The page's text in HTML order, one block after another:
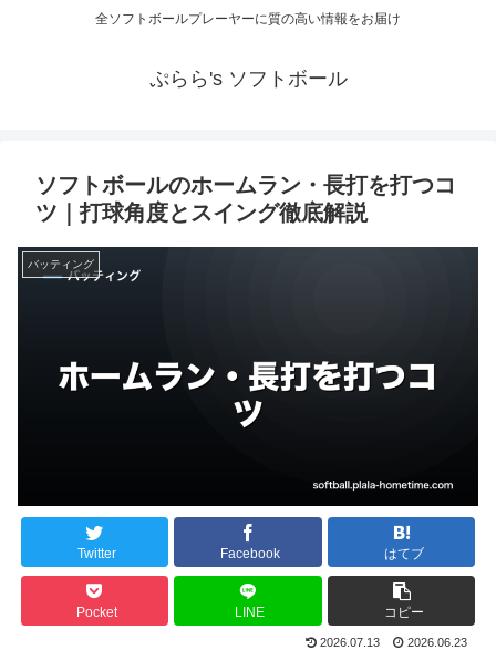
全ソフトボールプレーヤーに質の高い情報をお届け
ぷらら's ソフトボール
ソフトボールのホームラン・長打を打つコ
ツ｜打球角度とスイング徹底解説
バッティング
Twitter Facebook はてブ
Pocket LINE コピー
2026.07.13 2026.06.23